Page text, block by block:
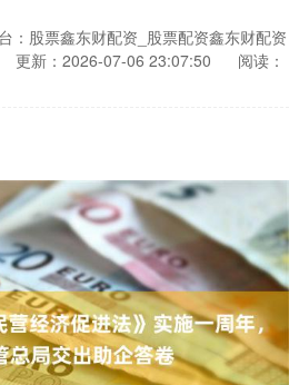
：股票鑫东财配资_股票配资鑫东财配资
更新：2026-07-06 23:07:50
阅读：